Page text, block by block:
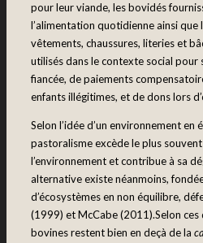
pour leur viande, les bovidés
l’alimentation quotidienne ainsi
vêtements, chaussures, literies et
utilisés dans le contexte social pour
fiancée, de paiements
enfants illégitimes, et de dons lors
Selon l’idée d’un environnement
pastoralisme excède le plus souvent
l’environnement et contribue à sa
alternative existe néanmoins,
d’écosystèmes en non équilibre,
(1999) et McCabe (2011).Selon
bovines restent bien en deçà de la